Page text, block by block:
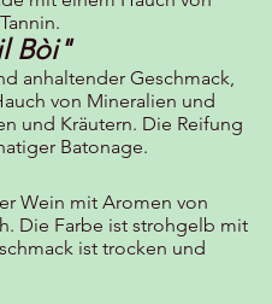
Bòi"
anhaltender Geschmack,
von Mineralien und
und Kräutern. Die Reifung
Batonage.
Wein mit Aromen von
Die Farbe ist strohgelb mit
ist trocken und